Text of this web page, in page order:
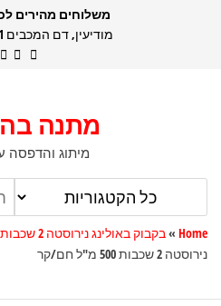
משלוחים מהירים
מודיעין, דם המכבים 41 | 058-7870022
מתנה
מיתוג והדפסה
Home
»בקבוק באולינג נירוסטה 2 שכבות 500 מ"ל חם/קר
נירוסטה 2 שכבות 500 מ"ל חם/קר